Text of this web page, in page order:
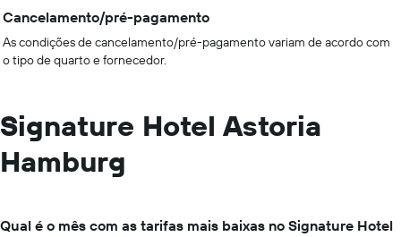
Cancelamento/pré-pagamento
As condições de cancelamento/pré-pagamento variam de acordo com
o tipo de quarto e fornecedor.
Signature Hotel Astoria
Hamburg
Qual é o mês com as tarifas mais baixas no Signature Hotel